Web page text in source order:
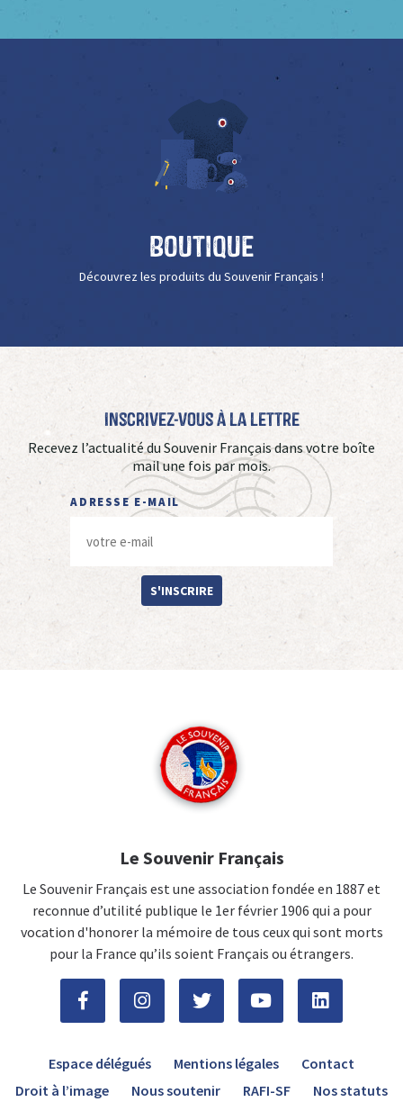
Boutique
Découvrez les produits du Souvenir Français !
Inscrivez-vous à La Lettre
Recevez l’actualité du Souvenir Français dans votre boîte
mail une fois par mois.
ADRESSE E-MAIL
S'INSCRIRE
Le Souvenir Français
Le Souvenir Français est une association fondée en 1887 et
reconnue d’utilité publique le 1er février 1906 qui a pour
vocation d'honorer la mémoire de tous ceux qui sont morts
pour la France qu’ils soient Français ou étrangers.
Espace délégués Mentions légales
Contact
Droit à l’image
Nous soutenir RAFI-SF Nos statuts